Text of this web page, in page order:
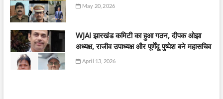
May 20, 2026
WJAI झारखंड कमिटी का हुआ गठन, दीपक ओझा
अध्यक्ष, राजीव उपाध्यक्ष और पूर्णेंदु पुष्पेश बने महासचिव
April 13, 2026